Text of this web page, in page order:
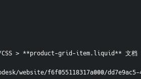
CSS > **product-grid-item.liquid** 文档
f6f055118317a000/dd7e9ac5-